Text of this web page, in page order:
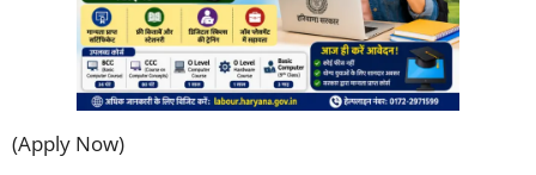
(Apply Now)